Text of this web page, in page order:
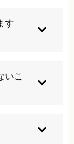
す
早めに原因を
重要です。身
いこ
強いストレス
に適切な対処